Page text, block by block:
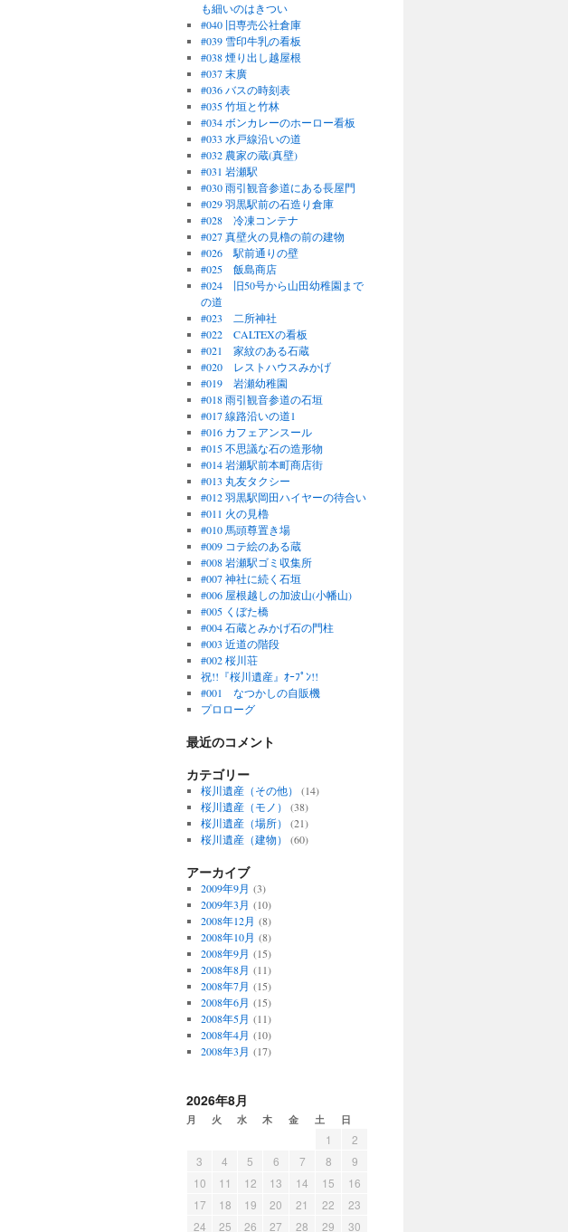
も細いのはきつい
#040 旧専売公社倉庫
#039 雪印牛乳の看板
#038 煙り出し越屋根
#037 末廣
#036 バスの時刻表
#035 竹垣と竹林
#034 ボンカレーのホーロー看板
#033 水戸線沿いの道
#032 農家の蔵(真壁)
#031 岩瀬駅
#030 雨引観音参道にある長屋門
#029 羽黒駅前の石造り倉庫
#028 冷凍コンテナ
#027 真壁火の見櫓の前の建物
#026 駅前通りの壁
#025 飯島商店
#024 旧50号から山田幼稚園まで
の道
#023 二所神社
#022 CALTEXの看板
#021 家紋のある石蔵
#020 レストハウスみかげ
#019 岩瀬幼稚園
#018 雨引観音参道の石垣
#017 線路沿いの道1
#016 カフェアンスール
#015 不思議な石の造形物
#014 岩瀬駅前本町商店街
#013 丸友タクシー
#012 羽黒駅岡田ハイヤーの待合い
#011 火の見櫓
#010 馬頭尊置き場
#009 コテ絵のある蔵
#008 岩瀬駅ゴミ収集所
#007 神社に続く石垣
#006 屋根越しの加波山(小幡山)
#005 くぼた橋
#004 石蔵とみかげ石の門柱
#003 近道の階段
#002 桜川荘
祝!!『桜川遺産』ｵｰﾌﾟﾝ!!
#001 なつかしの自販機
プロローグ
最近のコメント
カテゴリー
桜川遺産（その他）
(14)
桜川遺産（モノ）
(38)
桜川遺産（場所）
(21)
桜川遺産（建物）
(60)
アーカイブ
2009年9月 (3)
2009年3月 (10)
2008年12月 (8)
2008年10月 (8)
2008年9月 (15)
2008年8月 (11)
2008年7月 (15)
2008年6月 (15)
2008年5月 (11)
2008年4月 (10)
2008年3月 (17)
2026年8月
月 火 水 木 金 土 日
1
2
3
4 5 6 7 8
9
10
11 12 13 14 15
16
17
18 19 20 21 22
23
24
25 26 27 28 29 30